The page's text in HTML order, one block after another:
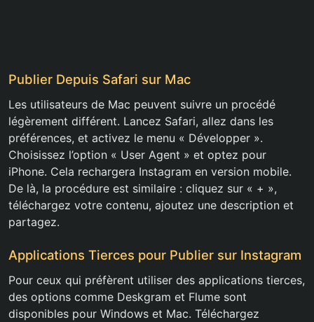
Publier Depuis Safari sur Mac
Les utilisateurs de Mac peuvent suivre un procédé
légèrement différent. Lancez Safari, allez dans les
préférences, et activez le menu « Développer ».
Choisissez l’option « User Agent » et optez pour
iPhone. Cela rechargera Instagram en version mobile.
De là, la procédure est similaire : cliquez sur « + »,
téléchargez votre contenu, ajoutez une description et
partagez.
Applications Tierces pour Publier sur Instagram
Pour ceux qui préfèrent utiliser des applications tierces,
des options comme Deskgram et Flume sont
disponibles pour Windows et Mac. Téléchargez